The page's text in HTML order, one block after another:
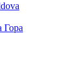
Гора